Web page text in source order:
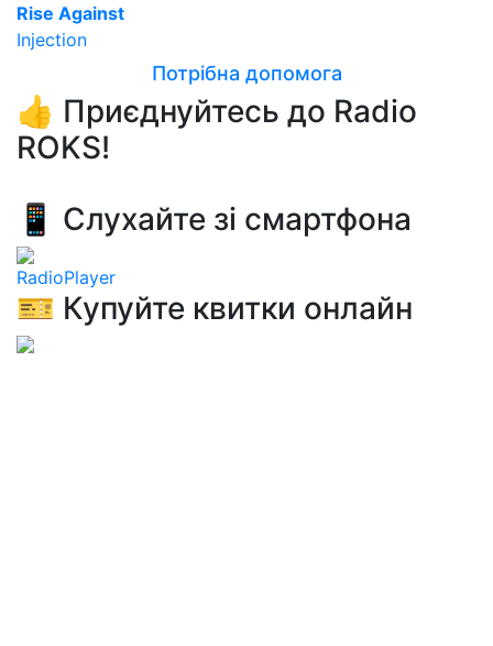
Rise Against
Injection
Потрібна допомога
👍 Приєднуйтесь до Radio
ROKS!
📱 Слухайте зі смартфона
RadioPlayer
🎫 Купуйте квитки онлайн